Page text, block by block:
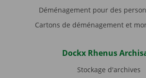
Déménagement pour des
Cartons de déménagement et
Dockx Rhenus
Stockage d'archives